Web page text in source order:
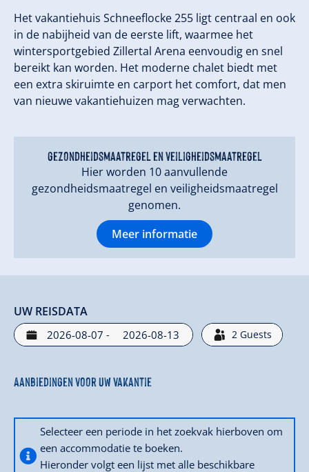
Het vakantiehuis Schneeflocke 255 ligt centraal en ook
in de nabijheid van de eerste lift, waarmee het
wintersportgebied Zillertal Arena eenvoudig en snel
bereikt kan worden. Het moderne chalet biedt met
een extra skiruimte en carport het comfort, dat men
van nieuwe vakantiehuizen mag verwachten.
gezondheidsmaatregel en veiligheidsmaatregel
Hier worden 10 aanvullende
gezondheidsmaatregel en veiligheidsmaatregel
genomen.
Meer informatie
UW REISDATA
- 2 Guests
Aanbiedingen voor uw vakantie
Selecteer een periode in het zoekvak hierboven om
een accommodatie te boeken.
Hieronder volgt een lijst met alle beschikbare